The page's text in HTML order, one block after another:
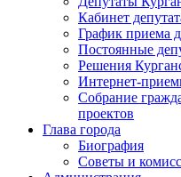
Кабинет
График приема
Постоянные
Решения
Интернет-
Собрание
проектов
Глава города
Биография
Советы и